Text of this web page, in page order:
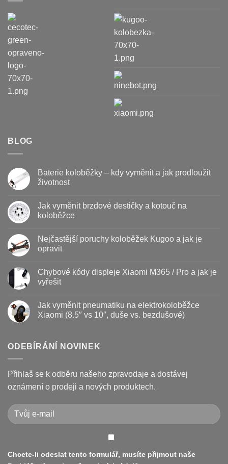
BLOG
Baterie koloběžky – kdy vyměnit a jak prodloužit
životnost
textu
s
koloběžky
kdy
jak
prodloužit
životnost
Jak vyměnit brzdové destičky a kotouč na
koloběžce
u
textu
s
vyměnit
brzdové
destičky
na
koloběžce
Nejčastější poruchy koloběžek Kugoo a jak je
opravit
u
textu
s
poruchy
koloběžek
Kugoo
opravit
Chybové kódy displeje Xiaomi M365 / Pro a jak je
vyřešit
textu
s
displeje
Xiaomi
Pro
a
jak
je
Jak vyměnit pneumatiku na elektrokoloběžce
Xiaomi (8.5″ vs 10″, duše vs. bezdušové)
textu
s
vyměnit
pneumatiku
na
elektrokoloběžce
(8.5″
vs
10″,
duše
ODEBÍRÁNÍ NOVINEK
Přihlaš se k odběru našeho zpravodaje a dostávej
oznámení o prodeji a nových produktech.
Chcete-li odeslat tento formulář, musíte přijmout naše